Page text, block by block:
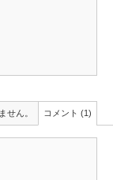
せん。 コメント (1)